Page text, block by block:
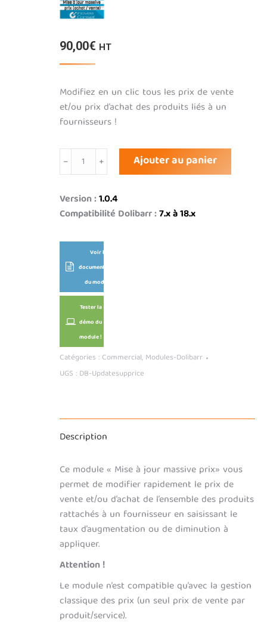
90,00€ HT
Modifiez en un clic tous les prix de vente
et/ou prix d’achat des produits liés à un
fournisseurs !
quantité
à
jour
prix
(vente/achat)
Ajouter au panier
Version :1.0.4
Compatibilité Dolibarr :7.x à 18.x
Voir la
documentation
du module
Tester la
démo du
module !
Catégories : Commercial, Modules-Dolibarr
UGS : DB-Updatesupprice
Description
Ce module « Mise à jour massive prix» vous
permet de modifier rapidement le prix de
vente et/ou d’achat de l’ensemble des produits
rattachés à un fournisseur en saisissant le
taux d’augmentation ou de diminution à
appliquer.
Attention !
Le module n’est compatible qu’avec la gestion
classique des prix (un seul prix de vente par
produit/service).